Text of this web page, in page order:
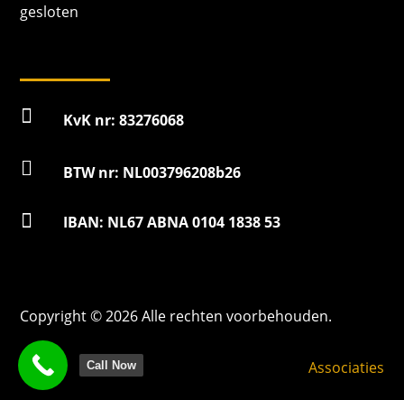
gesloten
 KvK nr: 83276068
 BTW nr: NL003796208b26
 IBAN: NL67 ABNA 0104 1838 53
Copyright © 2026 Alle rechten voorbehouden.
Associaties
Call Now